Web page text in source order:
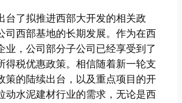
台了拟推进西部大开发的相关政
司西部基地的长期发展。作为在西
业，公司部分子公司已经享受到了
得税优惠政策。相信随着新一轮支
策的陆续出台，以及重点项目的开
动水泥建材行业的需求，无论是西